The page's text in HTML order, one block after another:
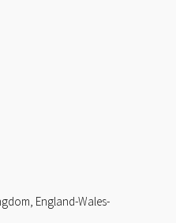
England-Wales-